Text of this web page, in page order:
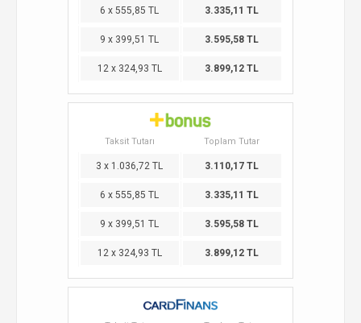
6 x 555,85 TL 3.335,11 TL
9 x 399,51 TL 3.595,58 TL
12 x 324,93 TL 3.899,12 TL
Taksit Tutarı Toplam Tutar
3 x 1.036,72 TL 3.110,17 TL
6 x 555,85 TL 3.335,11 TL
9 x 399,51 TL 3.595,58 TL
12 x 324,93 TL 3.899,12 TL